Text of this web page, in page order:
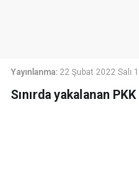
Yayınlanma: 22 Şubat 2022 Salı
Sınırda yakalanan